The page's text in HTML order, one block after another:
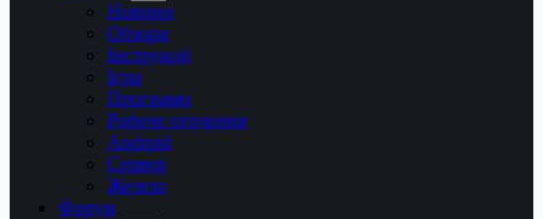
Новини
Обзори
Інструкції
Ігри
Програми
Робоче оточення
Android
Сервер
Железо
Форум